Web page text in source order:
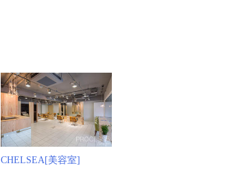
CHELSEA[美容室]